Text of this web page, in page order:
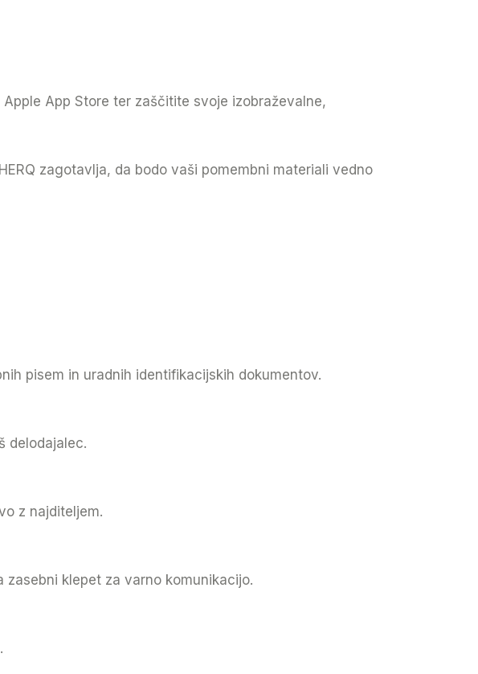
App Store ter zaščitite svoje izobraževalne,
zagotavlja, da bodo vaši pomembni materiali vedno
pisem in uradnih identifikacijskih dokumentov.
delodajalec.
z najditeljem.
zasebni klepet za varno komunikacijo.